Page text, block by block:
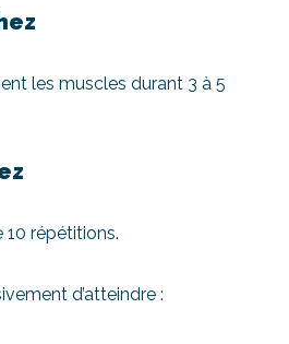
les muscles durant 3 à 5
10 répétitions.
d’atteindre :